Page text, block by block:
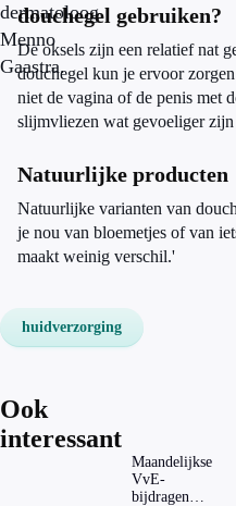
dermatoloog
Menno
Gaastra.
douchegel gebruiken?
De oksels zijn een relatief nat
douchegel kun je ervoor
niet de vagina of de penis met
slijmvliezen wat gevoeliger
Natuurlijke producten
Natuurlijke varianten van
je nou van bloemetjes of van
maakt weinig verschil.'
huidverzorging
Ook
interessant
Maandelijkse
VvE-
bijdragen